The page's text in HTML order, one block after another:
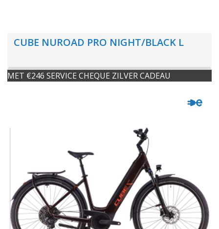
CUBE NUROAD PRO NIGHT/BLACK L
MET €246 SERVICE CHEQUE ZILVER CADEAU